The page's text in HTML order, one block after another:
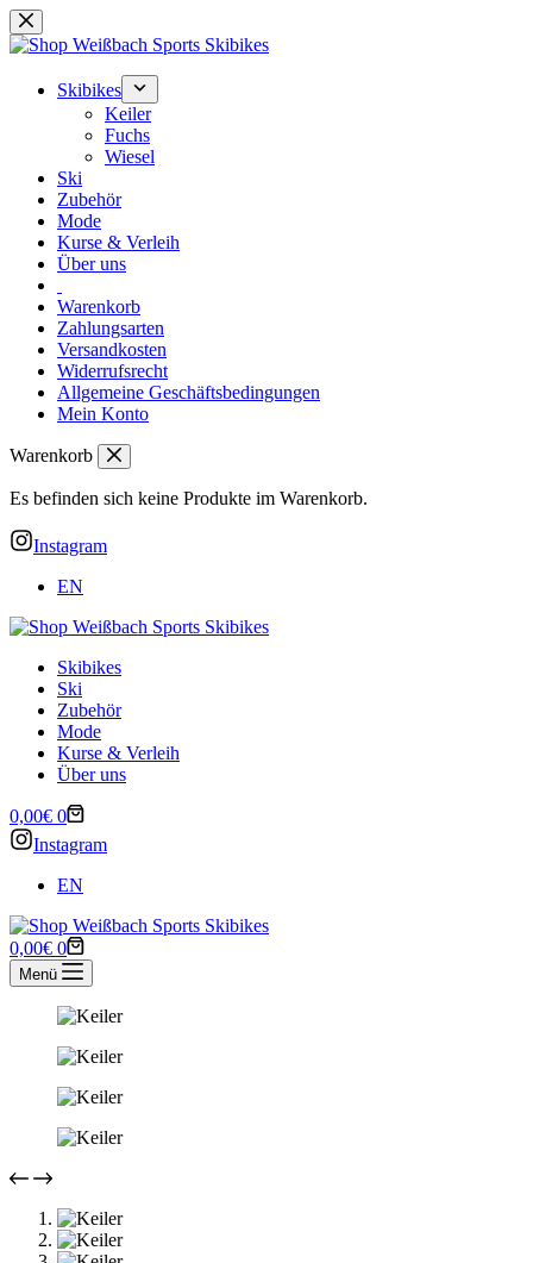
Zum
Inhalt
springen
Skibikes
Keiler
Fuchs
Wiesel
Ski
Zubehör
Mode
Kurse & Verleih
Über uns
Warenkorb
Zahlungsarten
Versandkosten
Widerrufsrecht
Allgemeine Geschäftsbedingungen
Mein Konto
Warenkorb
Es befinden sich keine Produkte im Warenkorb.
Instagram
EN
Skibikes
Ski
Zubehör
Mode
Kurse & Verleih
Über uns
Warenkorb
0,00€ 0
Instagram
EN
Warenkorb
0,00€ 0
Menü